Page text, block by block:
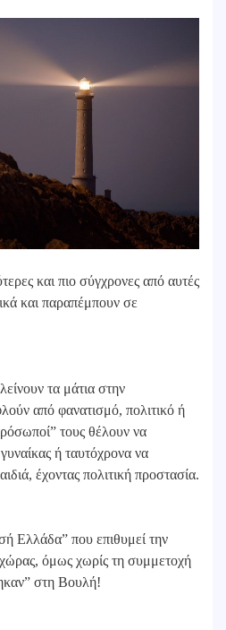
και πιο σύγχρονες από αυτές
και παραπέμπουν σε
τα μάτια στην
από φανατισμό, πολιτικό ή
τους θέλουν να
ή ταυτόχρονα να
έχοντας πολιτική προστασία.
Ελλάδα” που επιθυμεί την
όμως χωρίς τη συμμετοχή
στη Βουλή!